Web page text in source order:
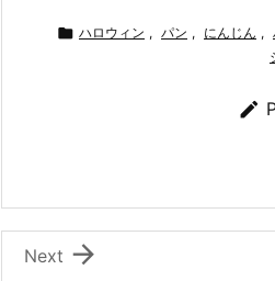
c
k
itt e
er e
a
 ハロウィン , パン , にんじん ,


Next